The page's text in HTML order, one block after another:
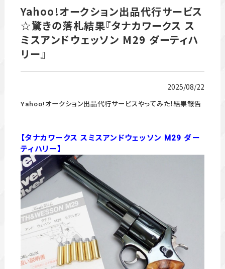
Yahoo!オークション出品代行サービス
☆驚きの落札結果『タナカワークス ス
ミスアンドウェッソン M29 ダーティハ
リー』
2025/08/22
Yahoo!オークション出品代行サービスやってみた！結果報告
【タナカワークス スミスアンドウェッソン M29 ダー
ティハリー】